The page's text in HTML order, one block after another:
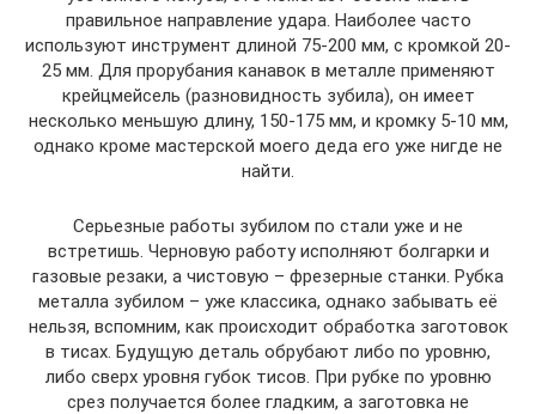
правильное направление удара. Наиболее часто
используют инструмент длиной 75-200 мм, с кромкой 20-
25 мм. Для прорубания канавок в металле применяют
крейцмейсель (разновидность зубила), он имеет
несколько меньшую длину, 150-175 мм, и кромку 5-10 мм,
однако кроме мастерской моего деда его уже нигде не
найти.
Серьезные работы зубилом по стали уже и не
встретишь. Черновую работу исполняют болгарки и
газовые резаки, а чистовую – фрезерные станки. Рубка
металла зубилом – уже классика, однако забывать её
нельзя, вспомним, как происходит обработка заготовок
в тисах. Будущую деталь обрубают либо по уровню,
либо сверх уровня губок тисов. При рубке по уровню
срез получается более гладким, а заготовка не